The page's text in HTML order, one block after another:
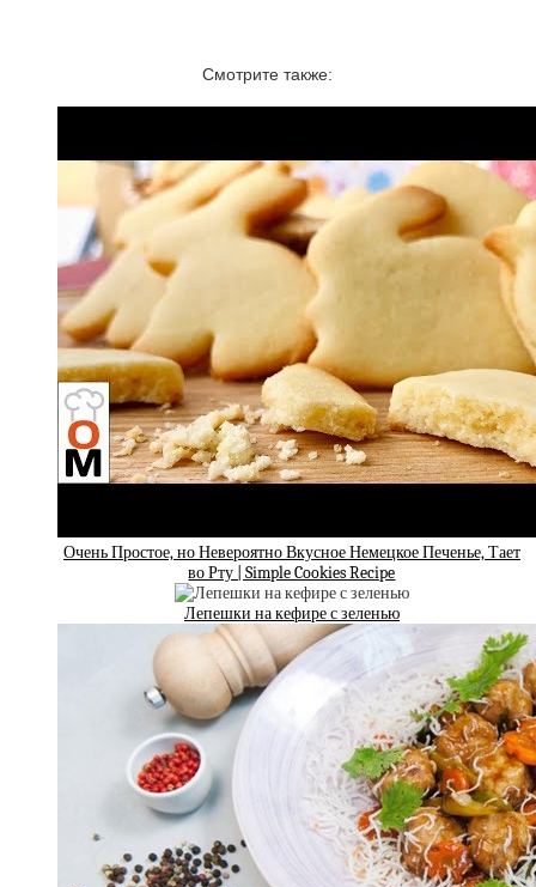
Смотрите также:
Очень Простое, но Невероятно Вкусное Немецкое Печенье, Тает
во Рту | Simple Cookies Recipe
Лепешки на кефире с зеленью